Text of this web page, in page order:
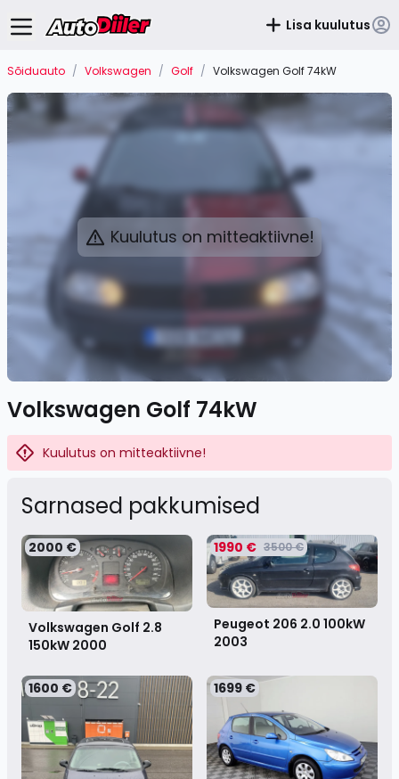
Lisa kuulutus
Sõiduauto / Volkswagen / Golf / Volkswagen Golf 74kW
Kuulutus on mitteaktiivne!
Volkswagen Golf 74kW
Kuulutus on mitteaktiivne!
Sarnased pakkumised
2000 €
Volkswagen Golf 2.8
150kW 2000
1990 € 3500 €
Peugeot 206 2.0 100kW
2003
1600 € 1699 €